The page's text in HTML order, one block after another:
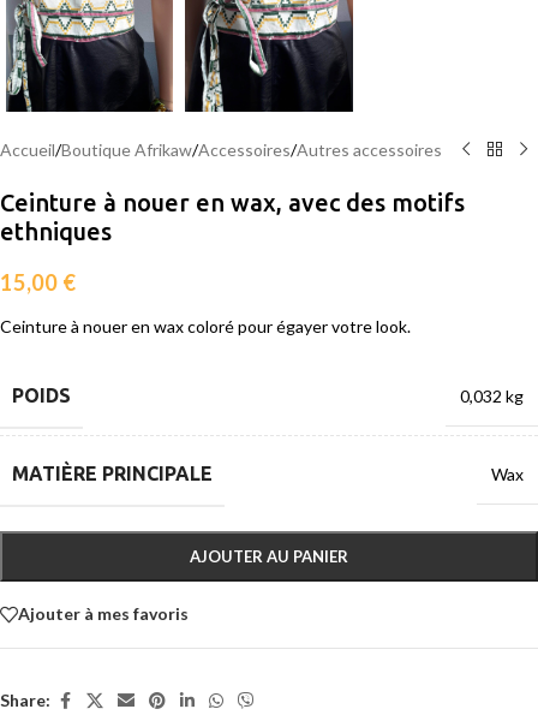
Accueil/Boutique Afrikaw/Accessoires/Autres accessoires
Ceinture à nouer en wax, avec des motifs
ethniques
15,00 €
Ceinture à nouer en wax coloré pour égayer votre look.
POIDS 0,032 kg
MATIÈRE PRINCIPALE Wax
AJOUTER AU PANIER
Ajouter à mes favoris
Share: